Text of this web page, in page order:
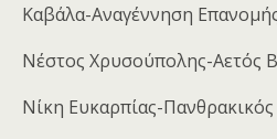
Καβάλα-Αναγέννηση
Νέστος Χρυσούπολης-Αετός
Νίκη Ευκαρπίας-